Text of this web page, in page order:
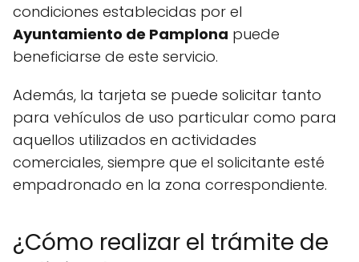
condiciones establecidas por el
Ayuntamiento de Pamplona puede
beneficiarse de este servicio.
Además, la tarjeta se puede solicitar tanto
para vehículos de uso particular como para
aquellos utilizados en actividades
comerciales, siempre que el solicitante esté
empadronado en la zona correspondiente.
¿Cómo realizar el trámite de